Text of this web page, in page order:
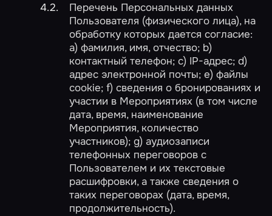
Перечень Персональных данных
Пользователя (физического лица), на
обработку которых дается согласие:
a) фамилия, имя, отчество; b)
контактный телефон; c) IP-адрес; d)
адрес электронной почты; e) файлы
cookie; f) сведения о бронированиях и
участии в Мероприятиях (в том числе
дата, время, наименование
Мероприятия, количество
участников); g) аудиозаписи
телефонных переговоров с
Пользователем и их текстовые
расшифровки, а также сведения о
таких переговорах (дата, время,
продолжительность).